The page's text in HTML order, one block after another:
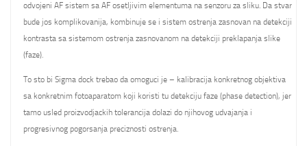
odvojeni AF sistem sa AF osetljivim elementuma na senzoru za sliku. Da stvar
bude jos komplikovanija, kombinuje se i sistem ostrenja zasnovan na detekciji
kontrasta sa sistemom ostrenja zasnovanom na detekciji preklapanja slike
(faze).
To sto bi Sigma dock trebao da omoguci je – kalibracija konkretnog objektiva
sa konkretnim fotoaparatom koji koristi tu detekciju faze (phase detection), jer
tamo usled proizvodjackih tolerancija dolazi do njihovog udvajanja i
progresivnog pogorsanja preciznosti ostrenja.